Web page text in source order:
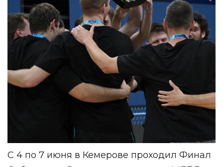
С 4 по 7 июня в Кемерове проходил Финал